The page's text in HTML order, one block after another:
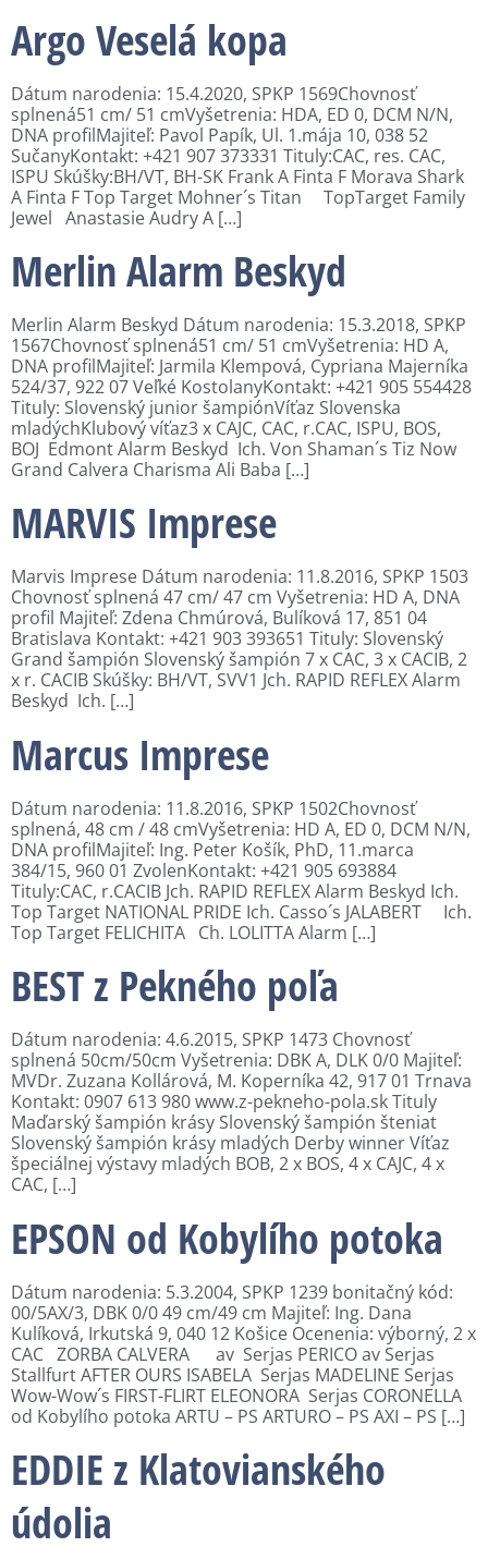
Argo Veselá kopa
Dátum narodenia: 15.4.2020, SPKP 1569Chovnosť
splnená51 cm/ 51 cmVyšetrenia: HDA, ED 0, DCM N/N,
DNA profilMajiteľ: Pavol Papík, Ul. 1.mája 10, 038 52
SučanyKontakt: +421 907 373331 Tituly:CAC, res. CAC,
ISPU Skúšky:BH/VT, BH-SK Frank A Finta F Morava Shark
A Finta F Top Target Mohner´s Titan TopTarget Family
Jewel Anastasie Audry A […]
Merlin Alarm Beskyd
Merlin Alarm Beskyd Dátum narodenia: 15.3.2018, SPKP
1567Chovnosť splnená51 cm/ 51 cmVyšetrenia: HD A,
DNA profilMajiteľ: Jarmila Klempová, Cypriana Majerníka
524/37, 922 07 Veľké KostolanyKontakt: +421 905 554428
Tituly: Slovenský junior šampiónVíťaz Slovenska
mladýchKlubový víťaz3 x CAJC, CAC, r.CAC, ISPU, BOS,
BOJ Edmont Alarm Beskyd Ich. Von Shaman´s Tiz Now
Grand Calvera Charisma Ali Baba […]
MARVIS Imprese
Marvis Imprese Dátum narodenia: 11.8.2016, SPKP 1503
Chovnosť splnená 47 cm/ 47 cm Vyšetrenia: HD A, DNA
profil Majiteľ: Zdena Chmúrová, Bulíková 17, 851 04
Bratislava Kontakt: +421 903 393651 Tituly: Slovenský
Grand šampión Slovenský šampión 7 x CAC, 3 x CACIB, 2
x r. CACIB Skúšky: BH/VT, SVV1 Jch. RAPID REFLEX Alarm
Beskyd Ich. […]
Marcus Imprese
Dátum narodenia: 11.8.2016, SPKP 1502Chovnosť
splnená, 48 cm / 48 cmVyšetrenia: HD A, ED 0, DCM N/N,
DNA profilMajiteľ: Ing. Peter Košík, PhD, 11.marca
384/15, 960 01 ZvolenKontakt: +421 905 693884
Tituly:CAC, r.CACIB Jch. RAPID REFLEX Alarm Beskyd Ich.
Top Target NATIONAL PRIDE Ich. Casso´s JALABERT Ich.
Top Target FELICHITA Ch. LOLITTA Alarm […]
BEST z Pekného poľa
Dátum narodenia: 4.6.2015, SPKP 1473 Chovnosť
splnená 50cm/50cm Vyšetrenia: DBK A, DLK 0/0 Majiteľ:
MVDr. Zuzana Kollárová, M. Koperníka 42, 917 01 Trnava
Kontakt: 0907 613 980 www.z-pekneho-pola.sk Tituly
Maďarský šampión krásy Slovenský šampión šteniat
Slovenský šampión krásy mladých Derby winner Víťaz
špeciálnej výstavy mladých BOB, 2 x BOS, 4 x CAJC, 4 x
CAC, […]
EPSON od Kobylího potoka
Dátum narodenia: 5.3.2004, SPKP 1239 bonitačný kód:
00/5AX/3, DBK 0/0 49 cm/49 cm Majiteľ: Ing. Dana
Kulíková, Irkutská 9, 040 12 Košice Ocenenia: výborný, 2 x
CAC ZORBA CALVERA av Serjas PERICO av Serjas
Stallfurt AFTER OURS ISABELA Serjas MADELINE Serjas
Wow-Wow´s FIRST-FLIRT ELEONORA Serjas CORONELLA
od Kobylího potoka ARTU – PS ARTURO – PS AXI – PS […]
EDDIE z Klatovianského
údolia